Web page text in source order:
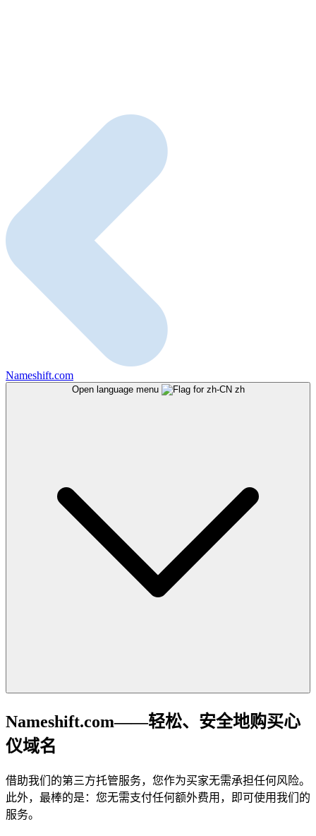
Nameshift.com
Open language menu zh
Nameshift.com——轻松、安全地购买心
仪域名
借助我们的第三方托管服务，您作为买家无需承担任何风险。
此外，最棒的是：您无需支付任何额外费用，即可使用我们的
服务。